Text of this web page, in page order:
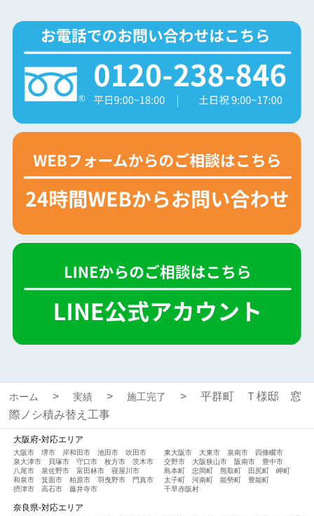
ホーム 実績 施工完了
平群町 Ｔ様邸 窓
際ノシ積み替え工事
大阪府-対応エリア
大阪市 堺市 岸和田市 池田市
吹田市
泉大津市
貝塚市 守口市 枚方市
茨木市
八尾市
泉佐野市 富田林市
寝屋川市
和泉市
箕面市 柏原市 羽曳野市
門真市
摂津市
高石市 藤井寺市
東大阪市 大東市 泉南市
四條畷市
交野市
大阪狭山市 阪南市
豊中市
島本町
忠岡町 熊取町 田尻町
岬町
太子町
河南町 能勢町
豊能町
千早赤阪村
奈良県-対応エリア